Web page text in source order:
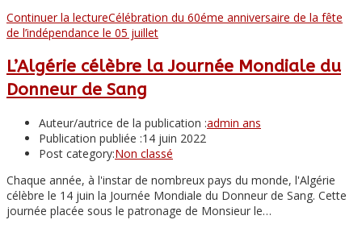
Continuer la lectureCélébration du 60éme anniversaire de la fête
de l’indépendance le 05 juillet
L’Algérie célèbre la Journée Mondiale du
Donneur de Sang
Auteur/autrice de la publication :admin ans
Publication publiée :14 juin 2022
Post category:Non classé
Chaque année, à l'instar de nombreux pays du monde, l'Algérie
célèbre le 14 juin la Journée Mondiale du Donneur de Sang. Cette
journée placée sous le patronage de Monsieur le…